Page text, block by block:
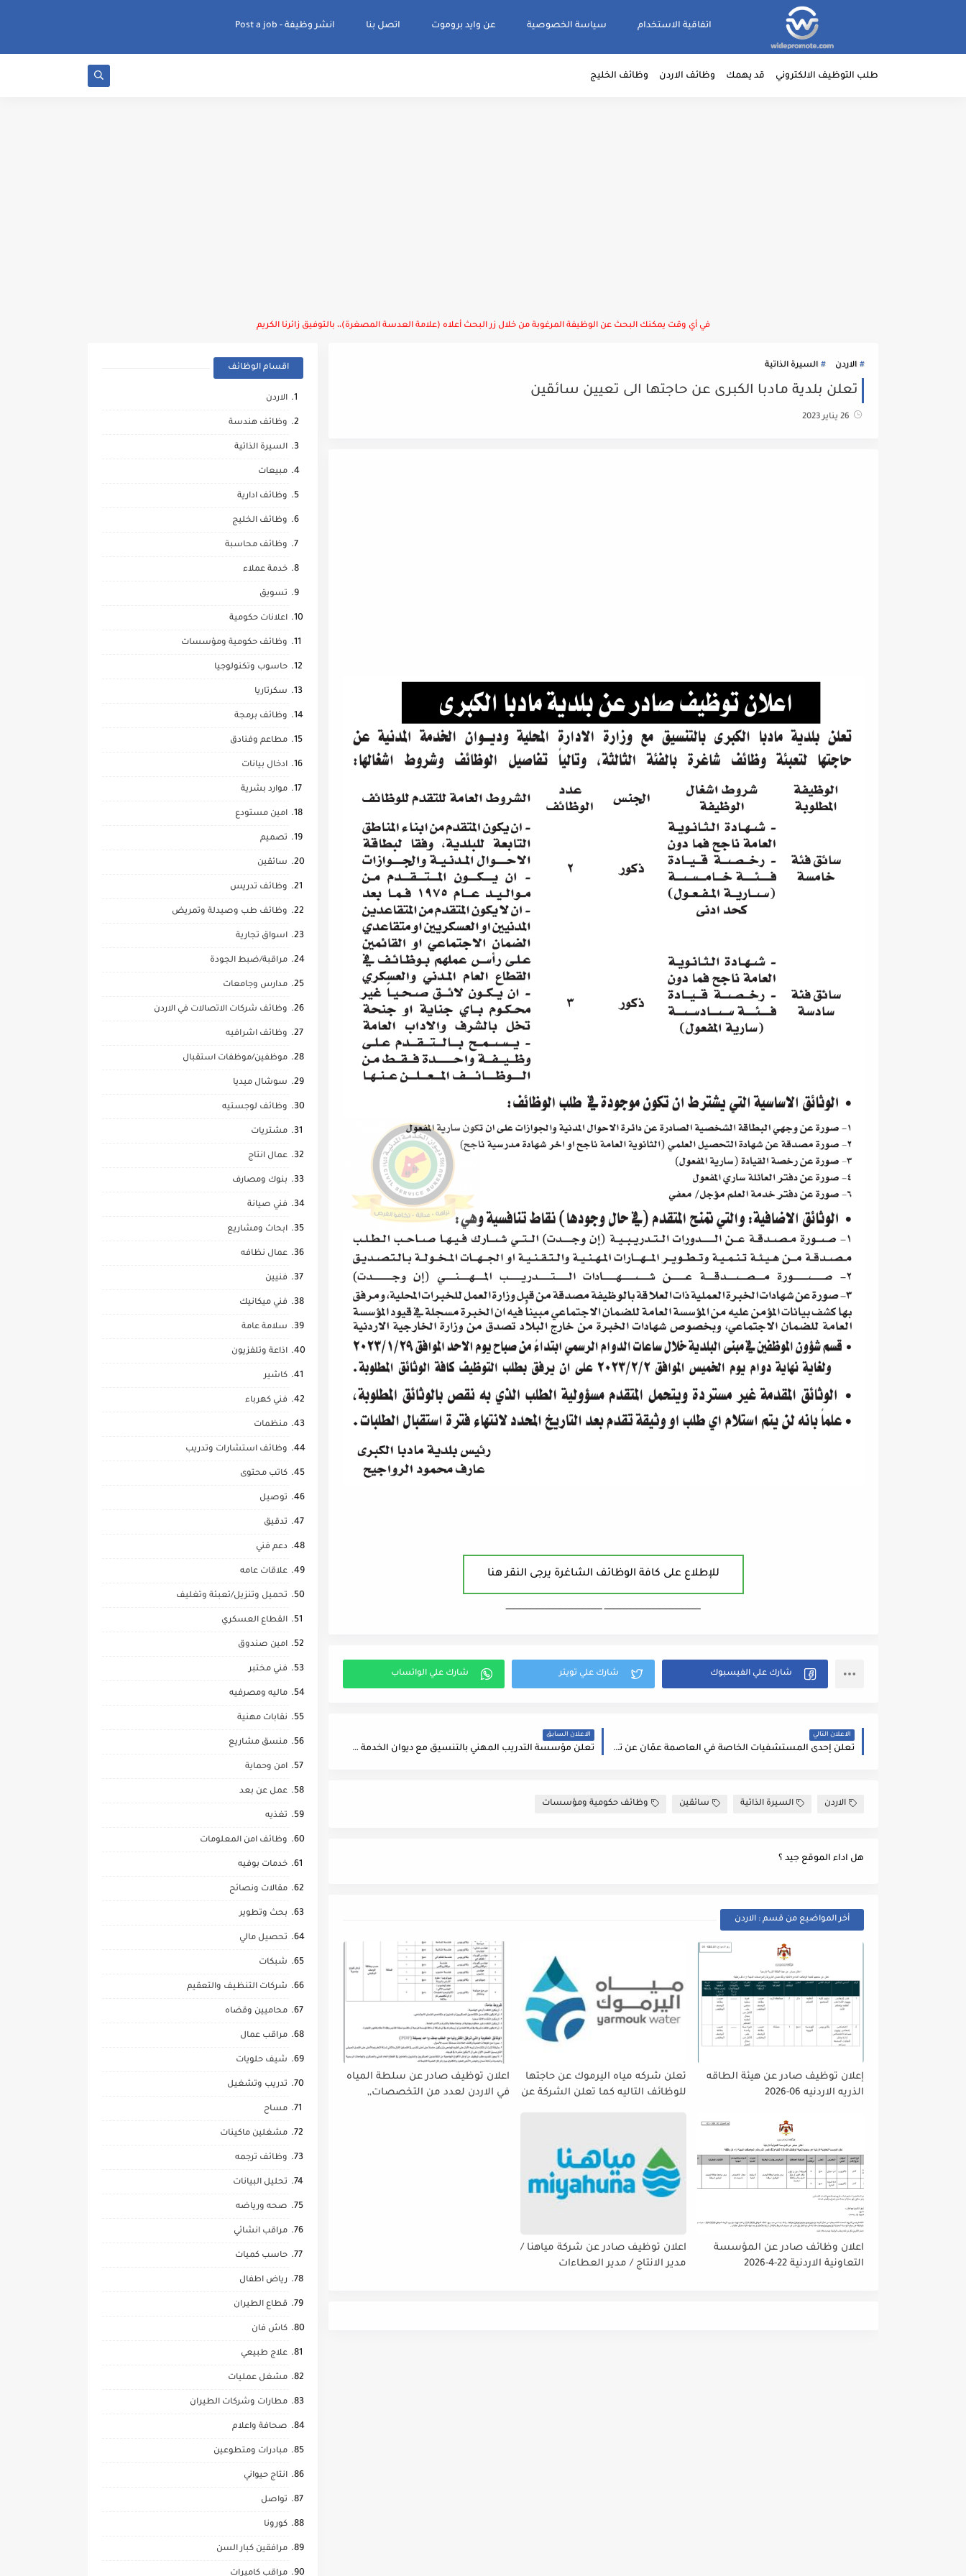
اتفاقية الاستخدام سياسة الخصوصية عن وايد بروموت اتصل بنا انشر وظيفة - Post a job
طلب التوظيف الالكتروني قد يهمك وظائف الاردن وظائف الخليج
في أي وقت يمكنك البحث عن الوظيفة المرغوبة من خلال زر البحث أعلاه (علامة العدسة المصغرة)،، بالتوفيق زائرنا الكريم
الاردن السيرة الذاتية
تعلن بلدية مادبا الكبرى عن حاجتها الى تعيين سائقين
26 يناير 2023
للإطلاع على كافة الوظائف الشاغرة يرجى النقر هنا
ـــــــــــــــــــــــــــــــــــــــــــــــــــــــــــــــــــ ـــــــــــــــــــــــــــــــــــــــــــــــــــــــــــــــــــ
الاعلان التالي
تعلن إحدى المستشفيات الخاصة في العاصمة عمّان عن توفر شاغر بوظيفة اخصائي تغذية علاجيه
الاعلان السابق
تعلن مؤسسة التدريب المهني بالتنسيق مع ديوان الخدمة المدنية عن حاجتها لاشغال الوظائف الهندسية التاليه
الاردن السيرة الذاتية سائقين وظائف حكومية ومؤسسات
هل اداء الموقع جيد ؟
أخر المواضيع من قسم : الاردن
إعلان توظيف صادر عن هيئة الطاقه
الذريه الاردنيه 06-2026
تعلن شركه مياه اليرموك عن حاجتها
للوظائف التاليه كما تعلن الشركة عن
على إتاحة الفرصة الكافية أمام
الجميع لاستكمال إجراءات التقديم.
اعلان توظيف صادر عن سلطة المياه
في الاردن لعدد من التخصصات,,
اعلان وظائف صادر عن المؤسسة
التعاونية الاردنية 22-4-2026
اعلان توظيف صادر عن شركة مياهنا /
مدير الانتاج / مدير العطاءات
اقسام الوظائف
الاردن
وظائف هندسة
السيرة الذاتية
مبيعات
وظائف ادارية
وظائف الخليج
وظائف محاسبة
خدمة عملاء
تسويق
اعلانات حكومية
وظائف حكومية ومؤسسات
حاسوب وتكنولوجيا
سكرتاريا
وظائف برمجة
مطاعم وفنادق
ادخال بيانات
موارد بشرية
امين مستودع
تصميم
سائقين
وظائف تدريس
وظائف طب وصيدلة وتمريض
اسواق تجارية
مراقبة/ضبط الجودة
مدارس وجامعات
وظائف شركات الاتصالات في الاردن
وظائف اشرافيه
موظفين/موظفات استقبال
سوشال ميديا
وظائف لوجستيه
مشتريات
عمال انتاج
بنوك ومصارف
فني صيانة
ابحاث ومشاريع
عمال نظافه
فنيين
فني ميكانيك
سلامة عامة
اذاعة وتلفزيون
كاشير
فني كهرباء
منظمات
وظائف استشارات وتدريب
كاتب محتوى
توصيل
تدقيق
دعم فني
علاقات عامه
تحميل وتنزيل/تعبئة وتغليف
القطاع العسكري
امين صندوق
فني مختبر
ماليه ومصرفيه
نقابات مهنية
منسق مشاريع
امن وحماية
عمل عن بعد
تغذيه
وظائف امن المعلومات
خدمات بوفيه
مقالات ونصائح
بحث وتطوير
تحصيل مالي
شبكات
شركات التنظيف والتعقيم
محاميين وقضاه
مراقب عمال
شيف حلويات
تدريب وتشغيل
مساح
مشغلين ماكينات
وظائف ترجمه
تحليل البيانات
صحه ورياضه
مراقب انشائي
حاسب كميات
رياض اطفال
قطاع الطيران
كاش فان
علاج طبيعي
مشغل عمليات
مطارات وشركات الطيران
صحافة واعلام
مبادرات ومتطوعين
انتاج حيواني
تواصل
كورونا
مرافقين كبار السن
مراقب كاميرات